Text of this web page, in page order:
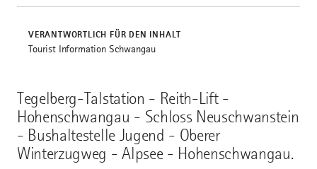
Tegelberg-Talstation - Reith-Lift -
Hohenschwangau - Schloss Neuschwanstein
- Bushaltestelle Jugend - Oberer
Winterzugweg - Alpsee - Hohenschwangau.
VERANTWORTLICH FÜR DEN INHALT
Tourist Information Schwangau